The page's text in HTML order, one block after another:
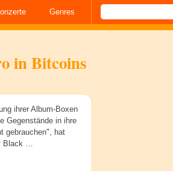
Genres
in Bitcoins
ihrer Album-Boxen
Gegenstände in ihre
gebrauchen", hat
Black …